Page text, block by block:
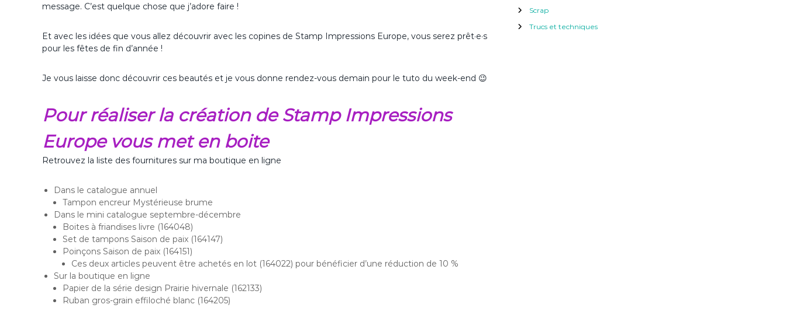
message. C’est quelque chose que j’adore faire !
Et avec les idées que vous allez découvrir avec les copines de Stamp Impressions Europe, vous serez prêt·e·s
pour les fêtes de fin d’année !
Je vous laisse donc découvrir ces beautés et je vous donne rendez-vous demain pour le tuto du week-end 😉
Pour réaliser la création de Stamp Impressions
Europe vous met en boite
Retrouvez la liste des fournitures sur ma boutique en ligne
Dans le catalogue annuel
Tampon encreur Mystérieuse brume
Dans le mini catalogue septembre-décembre
Boites à friandises livre (164048)
Set de tampons Saison de paix (164147)
Poinçons Saison de paix (164151)
Ces deux articles peuvent être achetés en lot (164022) pour bénéficier d’une réduction de 10 %
Sur la boutique en ligne
Papier de la série design Prairie hivernale (162133)
Ruban gros-grain effiloché blanc (164205)
Scrap
Trucs et techniques